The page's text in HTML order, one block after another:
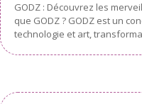
GODZ : Découvrez les
que GODZ ? GODZ est un
technologie et art,